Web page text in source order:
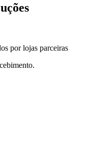
por lojas parceiras